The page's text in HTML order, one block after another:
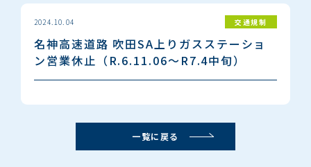
トラック業界の魅力・求人情報
会員のみなさまへ
協会の取り組み
2024.10.04 交通規制
名神高速道路 吹田SA上りガスステーショ
ン営業休止（R.6.11.06～R7.4中旬）
一覧に戻る